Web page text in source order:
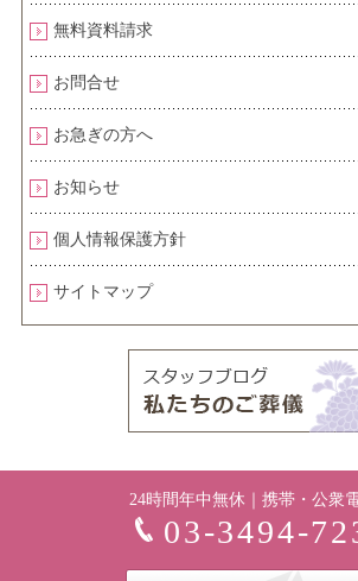
無料資料請求
お問合せ
お急ぎの方へ
お知らせ
個人情報保護方針
サイトマップ
24時間年中無休｜携帯・公衆
03-3494-